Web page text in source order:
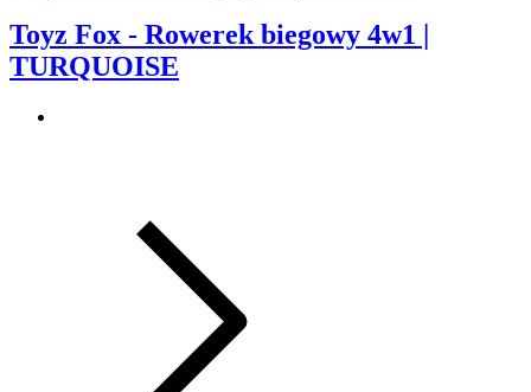
Toyz Fox - Rowerek biegowy 4w1 |
TURQUOISE